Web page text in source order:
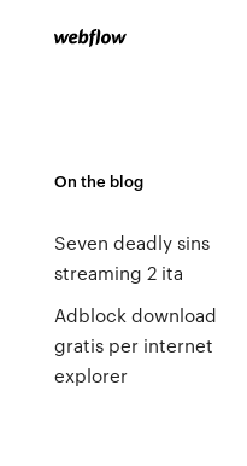
On the blog
Seven deadly sins
streaming 2 ita
Adblock download
gratis per internet
explorer